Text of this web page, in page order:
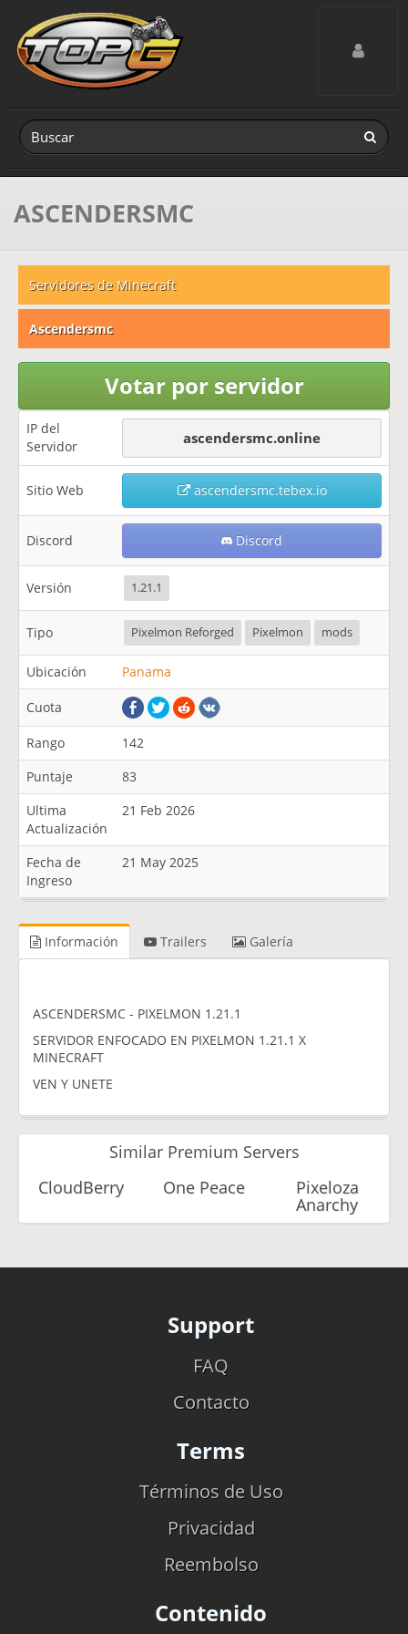
Toggle
ASCENDERSMC
Servidores de Minecraft
Ascendersmc
Votar por servidor
IP del
Servidor
ascendersmc.online
Sitio Web ascendersmc.tebex.io
Discord Discord
Versión 1.21.1
Tipo Pixelmon Reforged Pixelmon mods
Ubicación Panama
Cuota
Rango
142
Puntaje
83
Ultima
Actualización
21 Feb 2026
Fecha de
Ingreso
21 May 2025
Información Trailers Galería
ASCENDERSMC - PIXELMON 1.21.1
SERVIDOR ENFOCADO EN PIXELMON 1.21.1 X
MINECRAFT
VEN Y UNETE
Similar Premium Servers
CloudBerry
One Peace Pixeloza
Anarchy
Support
FAQ
Contacto
Terms
Términos de Uso
Privacidad
Reembolso
Contenido